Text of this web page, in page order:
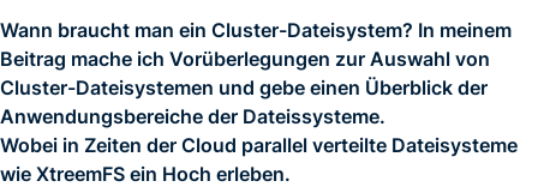
Wann braucht man ein Cluster-Dateisystem? In meinem
Beitrag mache ich Vorüberlegungen zur Auswahl von
Cluster-Dateisystemen und gebe einen Überblick der
Anwendungsbereiche der Dateissysteme.
Wobei in Zeiten der Cloud parallel verteilte Dateisysteme
wie XtreemFS ein Hoch erleben.